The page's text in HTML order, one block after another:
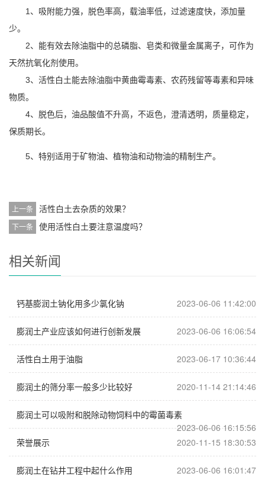
1、吸附能力强，脱色率高，载油率低，过滤速度快，添加量
少。
2、能有效去除油脂中的总磷脂、皂类和微量金属离子，可作为
天然抗氧化剂使用。
3、活性白土能去除油脂中黄曲霉毒素、农药残留等毒素和异味
物质。
4、脱色后，油品酸值不升高，不返色，澄清透明，质量稳定，
保质期长。
5、特别适用于矿物油、植物油和动物油的精制生产。
上一条 活性白土去杂质的效果？
下一条 使用活性白土要注意温度吗？
相关新闻
钙基膨润土钠化用多少氯化钠 2023-06-06 11:42:00
膨润土产业应该如何进行创新发展 2023-06-06 16:06:54
活性白土用于油脂 2023-06-17 10:36:44
膨润土的筛分率一般多少比较好 2020-11-14 21:14:46
膨润土可以吸附和脱除动物饲料中的霉菌毒素
2023-06-06 16:15:56
荣誉展示
2020-11-15 18:30:53
膨润土在钻井工程中起什么作用 2023-06-06 16:01:47